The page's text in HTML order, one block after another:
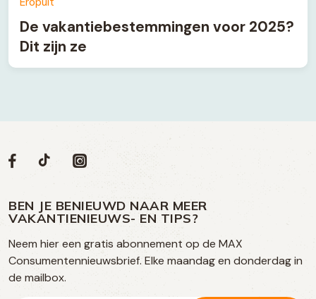
De vakantiebestemmingen voor 2025?
Dit zijn ze
Volg
op
social
media
Social
Volg
op
Facebook
Volg
op
TikTok
Volg
op
Instagram
BEN JE BENIEUWD NAAR MEER
VAKANTIENIEUWS- EN TIPS?
Neem hier een gratis abonnement op de MAX
Consumentennieuwsbrief. Elke maandag en donderdag in
de mailbox.